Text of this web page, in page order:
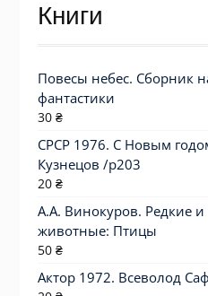
Книги
Повесы небес. Сборник
фантастики
30 ₴
СРСР 1976. С Новым
Кузнецов /р203
20 ₴
А.А. Винокуров. Редкие
животные: Птицы
50 ₴
Актор 1972. Всеволод